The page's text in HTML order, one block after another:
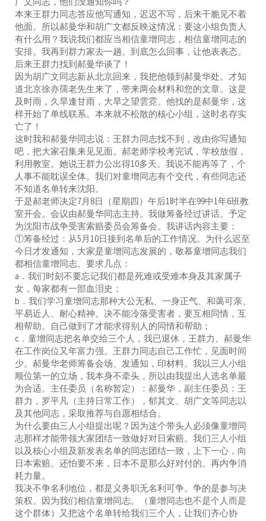
本来王群力同志答应他写通知，迟迟不写，后来干脆见不着
他面。所以郝曼华和胡广文都反映这情况：要这小组负责人
有什么用？我说我们都应当相信童增同志，相信童增同志的
安排。我再到群力家去一趟。到底怎么回事，让他表表态。
后来王群力找到郝曼华谈了！
因为胡广文同志新从北京回来，我把他领到郝曼华处。才知
道北京徐亦孺老先生来了，带来两会材料和您的文章。这是
及时雨，久旱逢甘雨，大旱之望雲霓。他找的是郝曼华，这
样开始了单线联系。本来就不松散的核心小组，这时名存实
亡了！
这时我和郝曼华同志说：王群力同志找不到，改由你写通知
吧，把大家召集来见见面。郝老师学校考完试，学校放假，
利用教室。她说王群力公出得10多天。我说不能再等了，个
人事不能耽误全体。我们对童增同志有个交代，有些同志还
不知道名单转来沈阳。
于是郝老师决定7月8日（星期四）午后1时半在99中1年6班教
室开会。会议由郝曼华同志主持。我做筹备经过讲话。予定
为沈阳市战争受害索赔委员会筹备会。我讲话内容主要：
①筹备经过：从5月10日接到名单后的工作情况。为什么迟至
今日才发通知，大家是童增同志发展的，敬慕童增同志我们
都相信童增同志。要求几点：
a．我们时刻不要忘记我们都是死难或受难本身及其家属子
女，每家都有一部血泪史；
b．我们学习童增同志那种大公无私、一身正气、和蔼可亲、
平易近人、耐心精神。决不能冷落受害者，要互相同情，互
相帮助。自己做到了才能求得别人的同情和帮助；
c．童增同志把名单交给三个人，我已退休，王群力、郝曼华
在工作岗位又年富力强。王群力同志自己工作忙，见面时间
少。郝曼华老师筹备会场、发通知，印材料。我以三人小组
顺位第一的立场，我本身不牵头，所以由我提出人选名单最
为合适。主任委员（名称暂定）：郝曼华，副主任委员：王
群力，罗平凡（主持日常工作），郁其文、胡广文等同志以
及其他同志，采取推荐与自愿相结合。
为什么要由三人小组提出呢？因为这个带头人必须像童增同
志那样才能带领大家团结一致做好对日索赔。我们三人小组
以及核心小组及新发表名单的同志团结一致，上下一心，向
日本索赔。还怕要不来，日本不是那么好对付的。再内争消
耗力量。
我决不争名利地位，都是义务职无名利可争。争的是参与决
策权。因为我们相信童增同志。（童增同志也不是个人而是
这个群体）又把这个名单转给我们三个人，让我们齐心协